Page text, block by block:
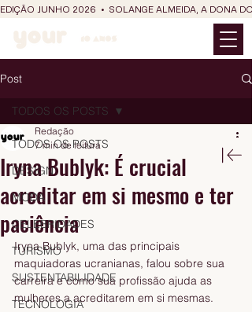
EDIÇÃO JUNHO 2026  •  SOLANGE ALMEIDA, A DONA
Post
TODOS OS POSTS
DESIGN
MODA
CELEBRIDADES
TURISMO
SUSTENTABILIDADE
TECNOLOGIA
TODOS OS POSTS
Iryna Bublyk: É crucial
acreditar em si mesmo e ter
paciência
Redação
7 min de leitura
Iryna Bublyk, uma das principais
maquiadoras ucranianas, falou sobre sua
carreira e como sua profissão ajuda as
mulheres a acreditarem em si mesmas.